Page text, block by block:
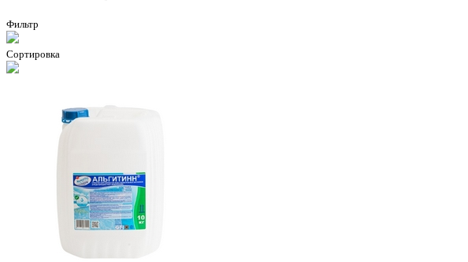
Фильтр
Сортировка